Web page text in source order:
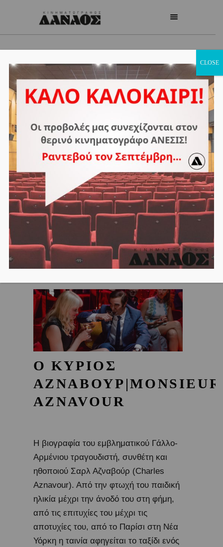
Ο ΚΥΡΙΟΣ
ΑΖΝΑΒΟΥΡ|MONSIEUR
AZNAVOUR
Η βιογραφία του εμβληματικού Γάλλο-
Αρμένιου τραγουδιστή, συνθέτη και
ηθοποιού Σαρλ Αζναβούρ (Charles
Aznavour). Από την φτωχή του παιδική
ηλικία μέχρι την άνοδό του στη φήμη,
από τις επιτυχίες του μέχρι τις
αποτυχίες του, από το Παρίσι στη Νέα
Υόρκη η ταινία αφηγείται το ταξίδι ενός
CLOSE